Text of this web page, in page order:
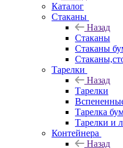
Каталог
Стаканы
Назад
Стаканы
Стаканы
Тарелки
Назад
Тарелки
Тарелка
Тарелки и
Контейнера
Назад